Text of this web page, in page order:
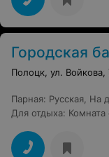
Городская
Полоцк, ул. Войкова,
Парная: Русская На
Для отдыха: Комната